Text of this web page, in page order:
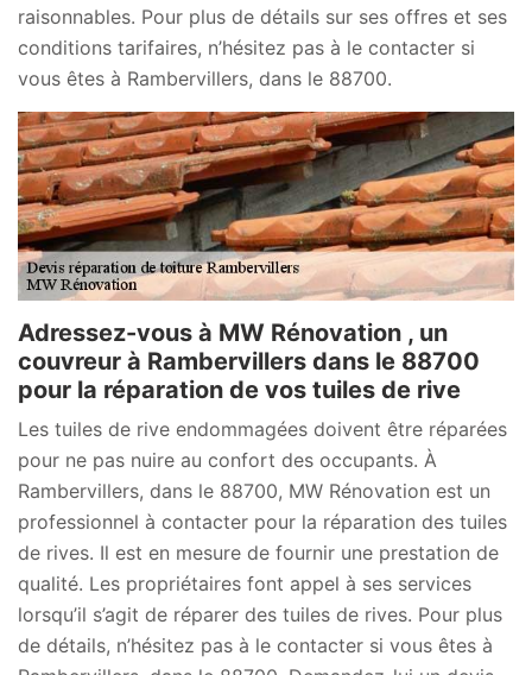
raisonnables. Pour plus de détails sur ses offres et ses
conditions tarifaires, n’hésitez pas à le contacter si
vous êtes à Rambervillers, dans le 88700.
Adressez-vous à MW Rénovation , un
couvreur à Rambervillers dans le 88700
pour la réparation de vos tuiles de rive
Les tuiles de rive endommagées doivent être réparées
pour ne pas nuire au confort des occupants. À
Rambervillers, dans le 88700, MW Rénovation est un
professionnel à contacter pour la réparation des tuiles
de rives. Il est en mesure de fournir une prestation de
qualité. Les propriétaires font appel à ses services
lorsqu’il s’agit de réparer des tuiles de rives. Pour plus
de détails, n’hésitez pas à le contacter si vous êtes à